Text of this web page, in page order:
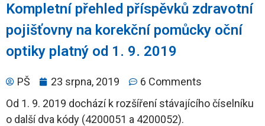
Kompletní přehled příspěvků zdravotní
pojišťovny na korekční pomůcky oční
optiky platný od 1. 9. 2019
PŠ 23 srpna, 2019
6 Comments
Od 1. 9. 2019 dochází k rozšíření stávajícího číselníku
o další dva kódy (4200051 a 4200052).